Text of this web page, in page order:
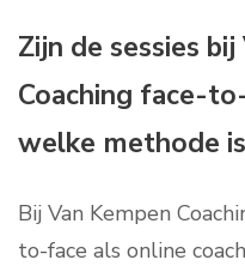
Zijn de sessies
Coaching face-
welke methode
Bij Van Kempen
to-face als online